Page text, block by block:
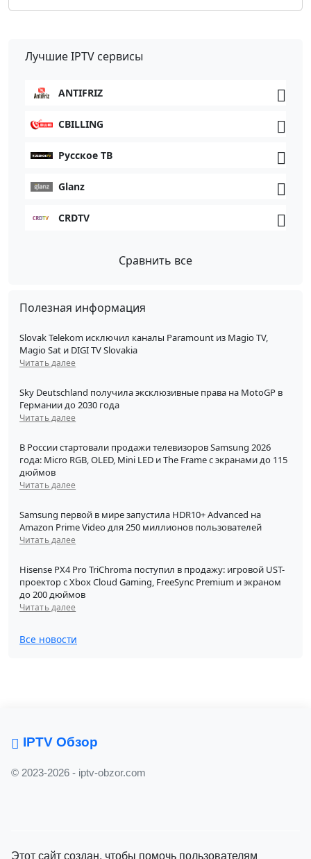
Лучшие IPTV сервисы
ANTIFRIZ
CBILLING
Русское ТВ
Glanz
CRDTV
Сравнить все
Полезная информация
Slovak Telekom исключил каналы Paramount из Magio TV,
Magio Sat и DIGI TV Slovakia
Читать далее
Sky Deutschland получила эксклюзивные права на MotoGP в
Германии до 2030 года
Читать далее
В России стартовали продажи телевизоров Samsung 2026
года: Micro RGB, OLED, Mini LED и The Frame с экранами до 115
дюймов
Читать далее
Samsung первой в мире запустила HDR10+ Advanced на
Amazon Prime Video для 250 миллионов пользователей
Читать далее
Hisense PX4 Pro TriChroma поступил в продажу: игровой UST-
проектор с Xbox Cloud Gaming, FreeSync Premium и экраном
до 200 дюймов
Читать далее
Все новости
IPTV Обзор
© 2023-2026 - iptv-obzor.com
Этот сайт создан, чтобы помочь пользователям